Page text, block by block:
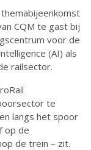
CQM te gast bij
voor de
(AI) als
railsector.
te
langs het spoor
op de
de trein – zit.